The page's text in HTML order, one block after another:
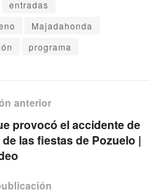
entradas
Majadahonda
programa
anterior
provocó el accidente de
las fiestas de Pozuelo |